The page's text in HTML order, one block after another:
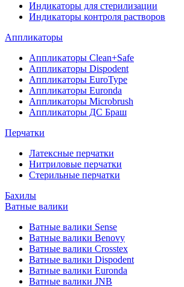
Индикаторы для стерилизации
Индикаторы контроля растворов
Аппликаторы
Аппликаторы Clean+Safe
Аппликаторы Dispodent
Аппликаторы EuroType
Аппликаторы Euronda
Аппликаторы Microbrush
Аппликаторы ДС Браш
Перчатки
Латексные перчатки
Нитриловые перчатки
Стерильные перчатки
Бахилы
Ватные валики
Ватные валики Sense
Ватные валики Benovy
Ватные валики Crosstex
Ватные валики Dispodent
Ватные валики Euronda
Ватные валики JNB